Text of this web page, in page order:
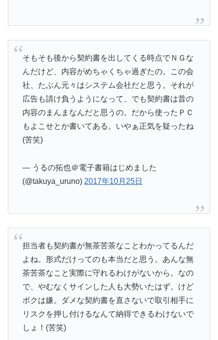
そもそも後から契約書を出してくる時点でＮＧな
んだけど、内容がめちゃくちゃ過ぎたの。この会
社、たぶん元々はシステム会社だと思う。それが
広告も請け負うようになって、でも契約書は昔の
内容のまんまなんだと思うの。だから使ったＰＣ
もよこせとか書いてある。いやぁ正気を疑ったね
(苦笑)
— うるの拓也＠電子書籍はじめました
(@takuya_uruno) 2017年10月25日
担当者も契約書が無茶苦茶なことわかってるんだ
よね。形式だけってのも本当だと思う。あんな無
茶苦茶なこと実際に守れるわけがないから。なの
で、やむなくサインした人も大勢いたはず。けど
ボクは嫌。ダメな契約書を直さないで取引相手に
リスクを押し付けるなんて納得できるわけないで
しょ！(苦笑)